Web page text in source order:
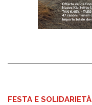
FESTA E SOLIDARIETÀ